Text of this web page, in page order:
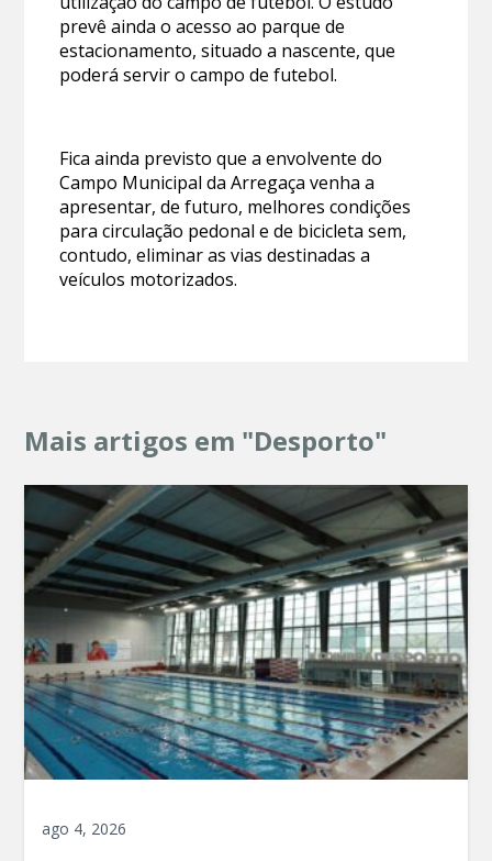
prevê ainda o acesso ao parque de
estacionamento, situado a nascente, que
poderá servir o campo de futebol.
Fica ainda previsto que a envolvente do
Campo Municipal da Arregaça venha a
apresentar, de futuro, melhores condições
para circulação pedonal e de bicicleta sem,
contudo, eliminar as vias destinadas a
veículos motorizados.
Mais artigos em "Desporto"
ago 4, 2026